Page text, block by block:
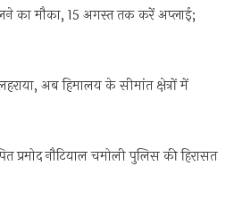
का मौका, 15 अगस्त तक करें अप्लाई;
अब हिमालय के सीमांत क्षेत्रों में
प्रमोद नौटियाल चमोली पुलिस की हिरासत